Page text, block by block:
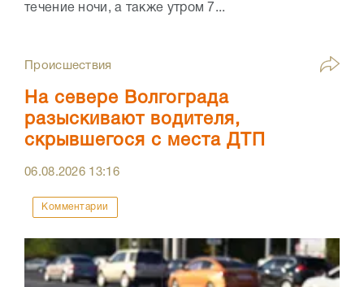
течение ночи, а также утром 7...
Происшествия
На севере Волгограда
разыскивают водителя,
скрывшегося с места ДТП
06.08.2026 13:16
Комментарии